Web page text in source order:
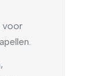
voor